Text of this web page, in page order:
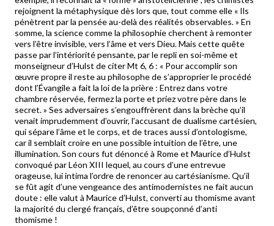
rejoignent la métaphysique dès lors que, tout comme elle « Ils
pénètrent par la pensée au-delà des réalités observables. » En
somme, la science comme la philosophie cherchent à remonter
vers l’être invisible, vers l’âme et vers Dieu. Mais cette quête
passe par l’intériorité pensante, par le repli en soi-même et
monseigneur d’Hulst de citer Mt 6, 6 : « Pour accomplir son
œuvre propre il reste au philosophe de s’approprier le procédé
dont l’Évangile a fait la loi de la prière : Entrez dans votre
chambre réservée, fermez la porte et priez votre père dans le
secret. » Ses adversaires s’engouffrèrent dans la brèche qu’il
venait imprudemment d’ouvrir, l’accusant de dualisme cartésien,
qui sépare l’âme et le corps, et de traces aussi d’ontologisme,
car il semblait croire en une possible intuition de l’être, une
illumination. Son cours fut dénoncé à Rome et Maurice d’Hulst
convoqué par Léon XIII lequel, au cours d’une entrevue
orageuse, lui intima l’ordre de renoncer au cartésianisme. Qu’il
se fût agit d’une vengeance des antimodernistes ne fait aucun
doute : elle valut à Maurice d’Hulst, converti au thomisme avant
la majorité du clergé français, d’être soupçonné d’anti
thomisme !